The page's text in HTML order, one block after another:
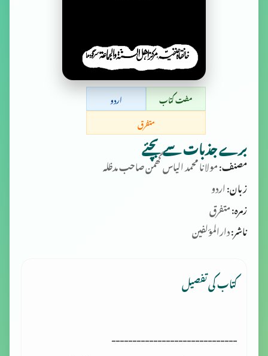
مفت کتاب
اردو
متفرق
برے جذبات سے بچئے
مصنف:مولانا محمد‌ الیاس گھمن‌ صاحب‌ مدظلہ
زبان:اردو
زمرہ:متفرق
ناشر:دارالمؤلفین
کتاب کی تفصیل
------------------------------